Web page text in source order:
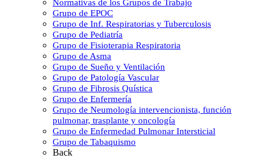
Normativas de los Grupos de Trabajo
Grupo de EPOC
Grupo de Inf. Respiratorias y Tuberculosis
Grupo de Pediatría
Grupo de Fisioterapia Respiratoria
Grupo de Asma
Grupo de Sueño y Ventilación
Grupo de Patología Vascular
Grupo de Fibrosis Quística
Grupo de Enfermería
Grupo de Neumología intervencionista, función
pulmonar, trasplante y oncología
Grupo de Enfermedad Pulmonar Intersticial
Grupo de Tabaquismo
Back